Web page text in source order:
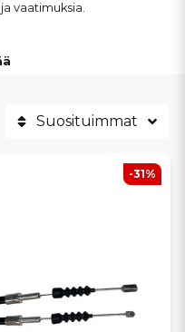
vaatimuksia.
voi heikentää seisontajarrun
vaijerilla varmistat, että
mopoautoosi.
Suosituimmat
-31%